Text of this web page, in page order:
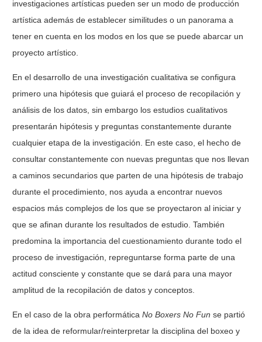
investigaciones artísticas pueden ser un modo de producción
artística además de establecer similitudes o un panorama a
tener en cuenta en los modos en los que se puede abarcar un
proyecto artístico.
En el desarrollo de una investigación cualitativa se configura
primero una hipótesis que guiará el proceso de recopilación y
análisis de los datos, sin embargo los estudios cualitativos
presentarán hipótesis y preguntas constantemente durante
cualquier etapa de la investigación. En este caso, el hecho de
consultar constantemente con nuevas preguntas que nos llevan
a caminos secundarios que parten de una hipótesis de trabajo
durante el procedimiento, nos ayuda a encontrar nuevos
espacios más complejos de los que se proyectaron al iniciar y
que se afinan durante los resultados de estudio. También
predomina la importancia del cuestionamiento durante todo el
proceso de investigación, repreguntarse forma parte de una
actitud consciente y constante que se dará para una mayor
amplitud de la recopilación de datos y conceptos.
En el caso de la obra performática No Boxers No Fun se partió
de la idea de reformular/reinterpretar la disciplina del boxeo y